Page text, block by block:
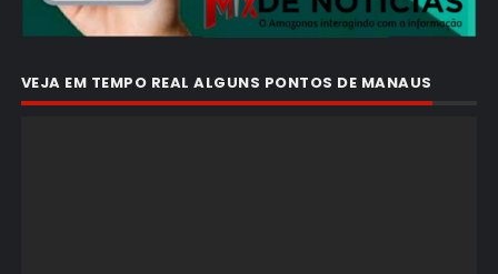
VEJA EM TEMPO REAL ALGUNS PONTOS DE MANAUS